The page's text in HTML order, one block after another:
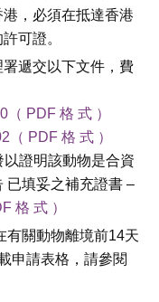
，必須在抵達香港
可證。
遞交以下文件，費
（ PDF 格 式 ）
（ PDF 格 式 ）
證明該動物是合資
已填妥之補充證書 –
格 式 ）
有關動物離境前14天
申請表格，請參閱